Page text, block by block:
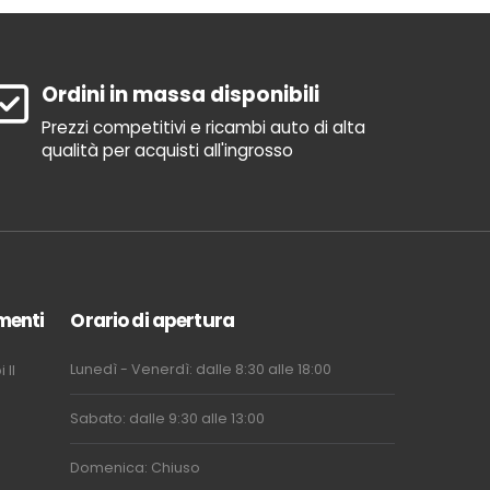
Ordini in massa disponibili
Prezzi competitivi e ricambi auto di alta
qualità per acquisti all'ingrosso
Il
Orario di apertura
Lunedì - Venerdì: dalle 8:30 alle 18:00
Sabato: dalle 9:30 alle 13:00
Domenica: Chiuso